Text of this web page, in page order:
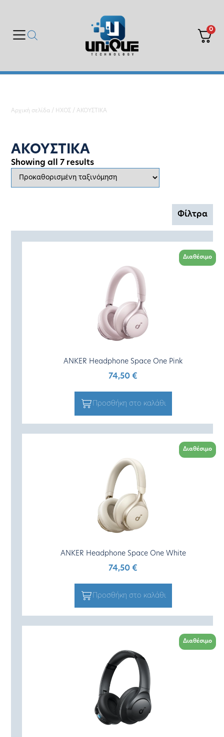
0
Αρχική σελίδα / ΗΧΟΣ / ΑΚΟΥΣΤΙΚΑ
ΑΚΟΥΣΤΙΚΑ
Showing all 7 results
Φίλτρα
Διαθέσιμο
ANKER Headphone Space One Pink
74,50 €
Προσθήκη στο καλάθι
Διαθέσιμο
ANKER Headphone Space One White
74,50 €
Προσθήκη στο καλάθι
Διαθέσιμο